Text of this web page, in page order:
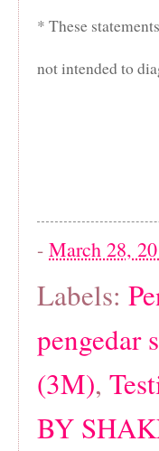
* These
not intended to
- March 28,
Labels:
pengedar
(3M),
BY